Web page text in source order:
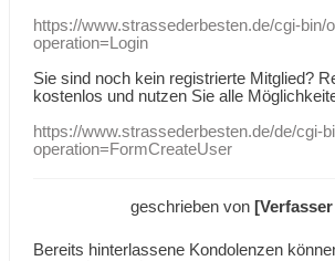
https://www.strassederbesten.de/cgi-bin/
operation=Login
Sie sind noch kein registrierte Mitglied?
kostenlos und nutzen Sie alle
https://www.strassederbesten.de/de/cgi-
operation=FormCreateUser
geschrieben von
Bereits hinterlassene Kondolenzen